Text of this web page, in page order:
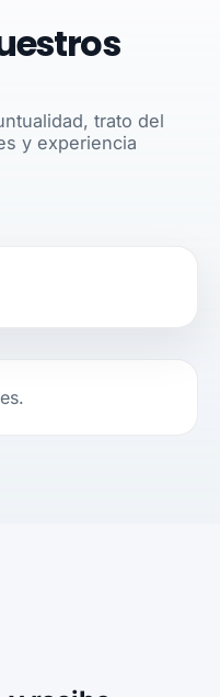
trato del
y experiencia